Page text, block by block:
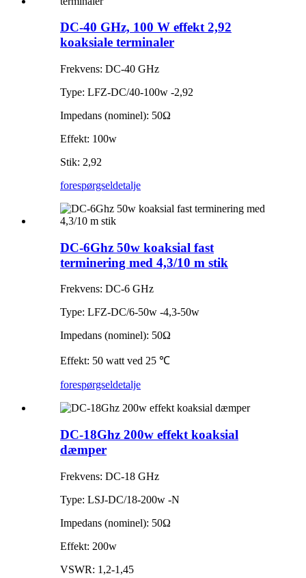
DC-40 GHz, 100 W effekt 2,92
koaksiale terminaler
Frekvens: DC-40 GHz
Type: LFZ-DC/40-100w -2,92
Impedans (nominel): 50Ω
Effekt: 100w
Stik: 2,92
forespørgseldetalje
DC-6Ghz 50w koaksial fast
terminering med 4,3/10 m stik
Frekvens: DC-6 GHz
Type: LFZ-DC/6-50w -4,3-50w
Impedans (nominel): 50Ω
Effekt: 50 watt ved 25 ℃
forespørgseldetalje
DC-18Ghz 200w effekt koaksial
dæmper
Frekvens: DC-18 GHz
Type: LSJ-DC/18-200w -N
Impedans (nominel): 50Ω
Effekt: 200w
VSWR: 1,2-1,45